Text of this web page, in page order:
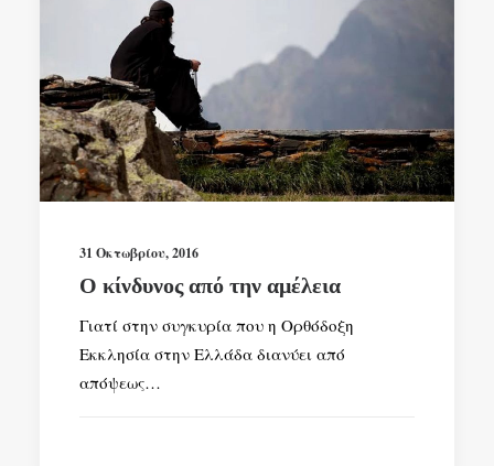
31 Οκτωβρίου, 2016
Ο κίνδυνος από την αμέλεια
Γιατί στην συγκυρία που η Ορθόδοξη
Εκκλησία στην Ελλάδα διανύει από
απόψεως…